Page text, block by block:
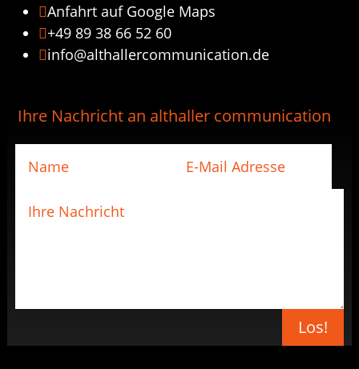
Anfahrt auf Google Maps
+49 89 38 66 52 60
info@althallercommunication.de
Ihre Nachricht an althaller communication
Los!